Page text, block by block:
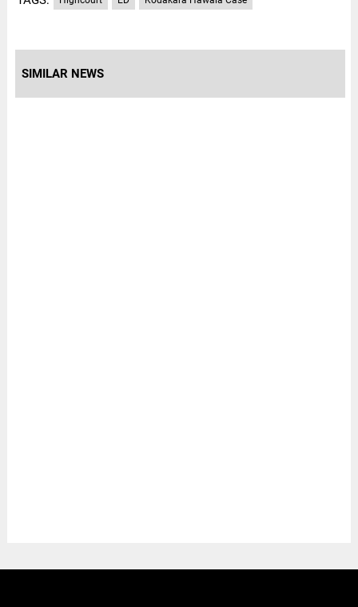
SIMILAR NEWS